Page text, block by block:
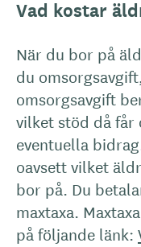
Vad kostar
När du bor på
du
omsorgsavgift
vilket stöd då får
eventuella
oavsett vilket
bor på. Du
maxtaxa.
på följande länk: